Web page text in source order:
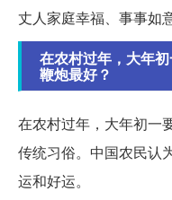
丈人家庭幸福、事事如
在农村过年，大年
鞭炮最好？
在农村过年，大年初一
传统习俗。中国农民认
运和好运。